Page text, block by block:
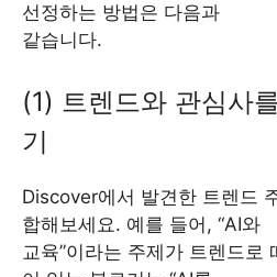
선정하는 방법은 다음과
같습니다.
(1) 트렌드와 관심사
기
Discover에서 발견한 트렌드
합해보세요. 예를 들어, “AI와
교육”이라는 주제가 트렌드로